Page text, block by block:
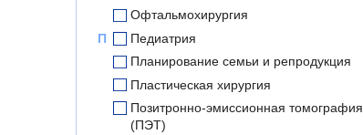
Офтальмохирургия
П
Педиатрия
Планирование семьи и репродукция
Пластическая хирургия
Позитронно-эмиссионная томография
(ПЭТ)